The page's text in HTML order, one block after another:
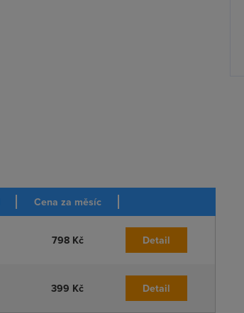
Cena za měsíc
798 Kč Detail
399 Kč Detail